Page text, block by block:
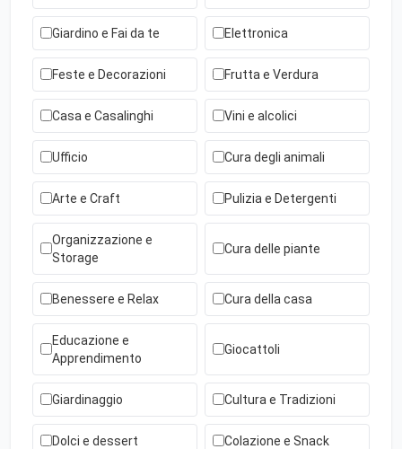
Giardino e Fai da te Elettronica
Feste e Decorazioni Frutta e Verdura
Casa e Casalinghi Vini e alcolici
Ufficio Cura degli animali
Arte e Craft Pulizia e Detergenti
Organizzazione e
Storage
Cura delle piante
Benessere e Relax Cura della casa
Educazione e
Apprendimento
Giocattoli
Giardinaggio Cultura e Tradizioni
Dolci e dessert Colazione e Snack